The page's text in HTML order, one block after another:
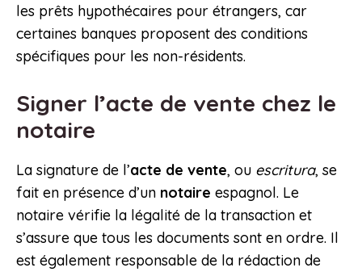
les prêts hypothécaires pour étrangers, car
certaines banques proposent des conditions
spécifiques pour les non-résidents.
Signer l’acte de vente chez le
notaire
La signature de l’acte de vente, ou escritura, se
fait en présence d’un notaire espagnol. Le
notaire vérifie la légalité de la transaction et
s’assure que tous les documents sont en ordre. Il
est également responsable de la rédaction de